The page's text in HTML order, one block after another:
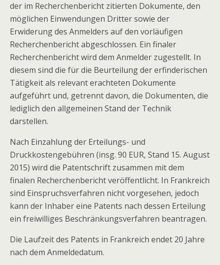
der im Recherchenbericht zitierten Dokumente, den
möglichen Einwendungen Dritter sowie der
Erwiderung des Anmelders auf den vorläufigen
Recherchenbericht abgeschlossen. Ein finaler
Recherchenbericht wird dem Anmelder zugestellt. In
diesem sind die für die Beurteilung der erfinderischen
Tätigkeit als relevant erachteten Dokumente
aufgeführt und, getrennt davon, die Dokumenten, die
lediglich den allgemeinen Stand der Technik
darstellen.
Nach Einzahlung der Erteilungs- und
Druckkostengebühren (insg. 90 EUR, Stand 15. August
2015) wird die Patentschrift zusammen mit dem
finalen Recherchenbericht veröffentlicht. In Frankreich
sind Einspruchsverfahren nicht vorgesehen, jedoch
kann der Inhaber eine Patents nach dessen Erteilung
ein freiwilliges Beschränkungsverfahren beantragen.
Die Laufzeit des Patents in Frankreich endet 20 Jahre
nach dem Anmeldedatum.